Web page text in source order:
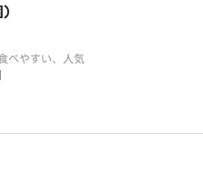
べやすい、人気